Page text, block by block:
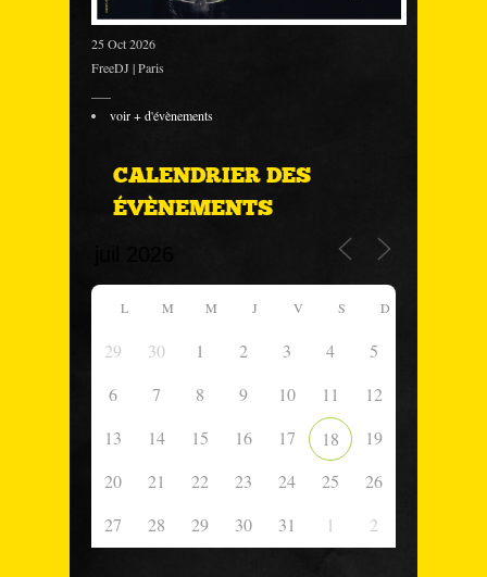
25 Oct 2026
FreeDJ | Paris
voir + d'évènements
CALENDRIER DES
ÉVÈNEMENTS
L M M J V S D
29 30 1 2 3 4
5
6
7 8 9 10 11
12
13
14 15 16 17 18
19
20
21 22 23 24 25
26
27
28 29 30 31 1 2